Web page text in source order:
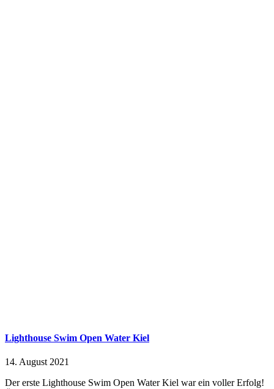
Lighthouse Swim Open Water Kiel
14. August 2021
Der erste Lighthouse Swim Open Water Kiel war ein voller Erfolg!